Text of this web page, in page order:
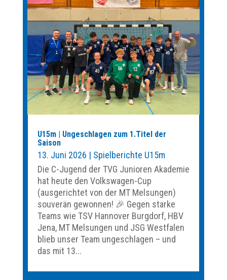
U15m | Ungeschlagen zum 1.Titel der
Saison
13. Juni 2026 | Spielberichte U15m
Die C-Jugend der TVG Junioren Akademie
hat heute den Volkswagen-Cup
(ausgerichtet von der MT Melsungen)
souverän gewonnen! 🎉 Gegen starke
Teams wie TSV Hannover Burgdorf, HBV
Jena, MT Melsungen und JSG Westfalen
blieb unser Team ungeschlagen – und
das mit 13...